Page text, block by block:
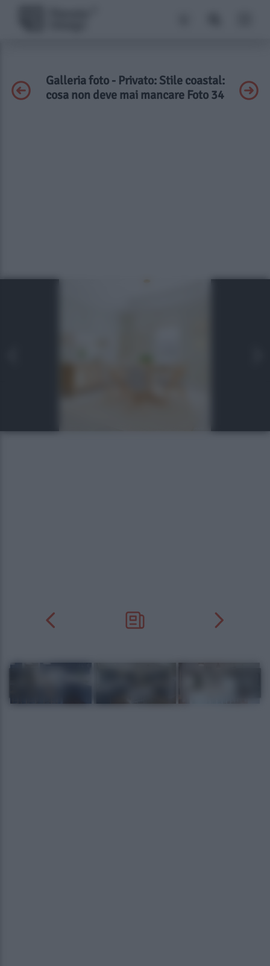
Galleria foto - Privato: Stile coastal:
cosa non deve mai mancare Foto 34